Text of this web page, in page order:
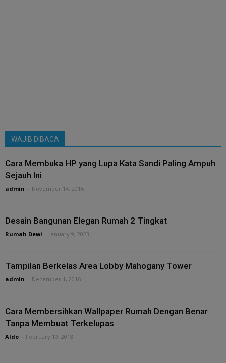
WAJIB DIBACA
Cara Membuka HP yang Lupa Kata Sandi Paling Ampuh
Sejauh Ini
admin November 14, 2016
Desain Bangunan Elegan Rumah 2 Tingkat
Rumah Dewi January 9, 2023
Tampilan Berkelas Area Lobby Mahogany Tower
admin December 1, 2016
Cara Membersihkan Wallpaper Rumah Dengan Benar
Tanpa Membuat Terkelupas
Aldo February 10, 2018